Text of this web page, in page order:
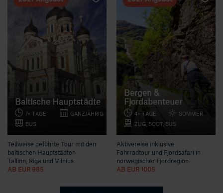
Baltische Hauptstädte
7+ TAGE
GANZJÄHRIG
BUS
Teilweise geführte Tour mit den
baltischen Hauptstädten
Tallinn, Riga und Vilnius.
AB EUR 985
Bergen &
Fjordabenteuer
4+ TAGE
SOMMER
ZUG, BOOT, BUS
Aktivereise inklusive
Fahrradtour und Fjordsafari in
norwegischer Fjordregion.
AB EUR 1005